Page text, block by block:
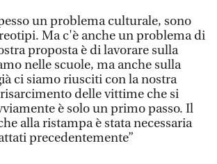
un problema culturale, sono
Ma c'è anche un problema di
proposta è di lavorare sulla
nelle scuole, ma anche sulla
ci siamo riusciti con la nostra
delle vittime che si
è solo un primo passo. Il
alla ristampa è stata necessaria
precedentemente”